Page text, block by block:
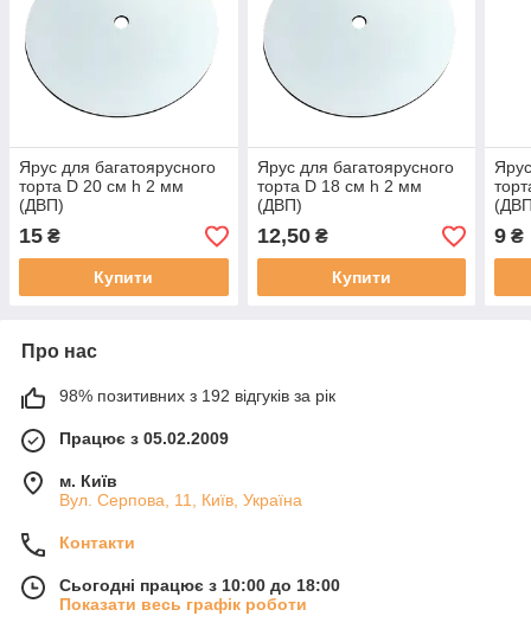
Ярус для багатоярусного
торта D 20 см h 2 мм
(ДВП)
15 ₴
Купити
Ярус для багатоярусного
торта D 18 см h 2 мм
(ДВП)
12,50₴
Купити
9 ₴
Про нас
98% позитивних з 192 відгуків за рік
Працює з 05.02.2009
м. Київ
Вул. Серпова, 11, Київ, Україна
Контакти
Сьогодні працює з 10:00 до 18:00
Показати весь графік роботи